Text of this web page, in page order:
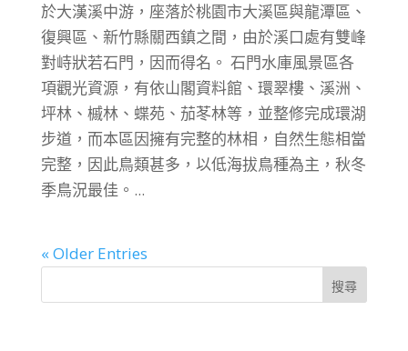
於大漢溪中游，座落於桃園市大溪區與龍潭區、
復興區、新竹縣關西鎮之間，由於溪口處有雙峰
對峙狀若石門，因而得名。 石門水庫風景區各
項觀光資源，有依山閣資料館、環翠樓、溪洲、
坪林、槭林、蝶苑、茄苳林等，並整修完成環湖
步道，而本區因擁有完整的林相，自然生態相當
完整，因此鳥類甚多，以低海拔鳥種為主，秋冬
季鳥況最佳。...
« Older Entries
搜尋